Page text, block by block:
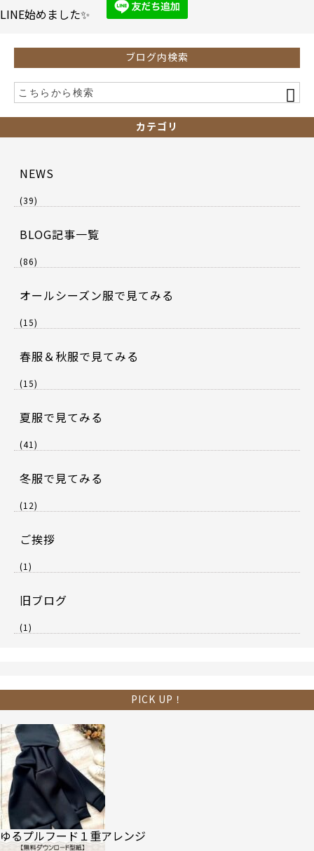
o
k
LINE始めました✨
ブログ内検索
カテゴリ
NEWS
(39)
BLOG記事一覧
(86)
オールシーズン服で見てみる
(15)
春服＆秋服で見てみる
(15)
夏服で見てみる
(41)
冬服で見てみる
(12)
ご挨拶
(1)
旧ブログ
(1)
PICK UP！
ゆるプルフード１重アレンジ